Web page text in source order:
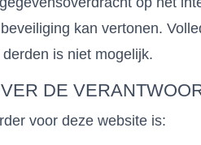
kan vertonen.
is niet mogelijk.
DE
voor deze website is: